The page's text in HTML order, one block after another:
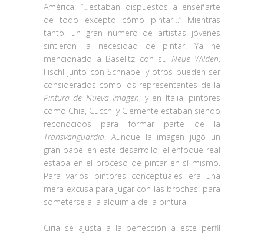
América: “…estaban dispuestos a enseñarte
de todo excepto cómo pintar…” Mientras
tanto, un gran número de artistas jóvenes
sintieron la necesidad de pintar. Ya he
mencionado a Baselitz con su Neue Wilden.
Fischl junto con Schnabel y otros pueden ser
considerados como los representantes de la
Pintura de Nueva Imagen; y en Italia, pintores
como Chia, Cucchi y Clemente estaban siendo
reconocidos para formar parte de la
Transvanguardia. Aunque la imagen jugó un
gran papel en este desarrollo, el enfoque real
estaba en el proceso de pintar en sí mismo.
Para varios pintores conceptuales era una
mera excusa para jugar con las brochas: para
someterse a la alquimia de la pintura.
Ciria se ajusta a la perfección a este perfil